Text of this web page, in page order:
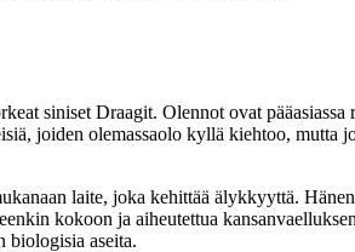
siniset Draagit. Olennot ovat
joiden olemassaolo kyllä kiehtoo, mutta
laite, joka kehittää älykkyyttä.
kokoon ja aiheutettua
biologisia aseita.